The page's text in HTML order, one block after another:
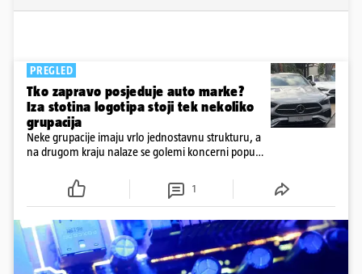
PREGLED
Tko zapravo posjeduje auto marke?
Iza stotina logotipa stoji tek nekoliko
grupacija
Neke grupacije imaju vrlo jednostavnu strukturu, a
na drugom kraju nalaze se golemi koncerni poput
1